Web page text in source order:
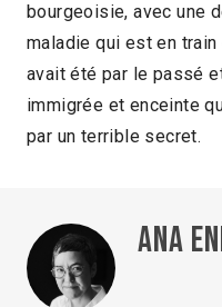
bourgeoisie, avec une
maladie qui est en
avait été par le passé
immigrée et enceinte
par un terrible secret.
Ana